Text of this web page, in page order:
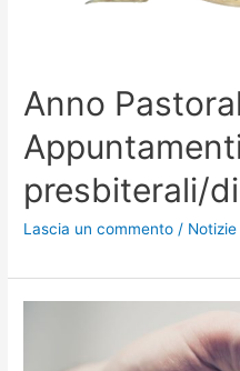
Anno
presbiterali/
Lascia un commento / Notizie